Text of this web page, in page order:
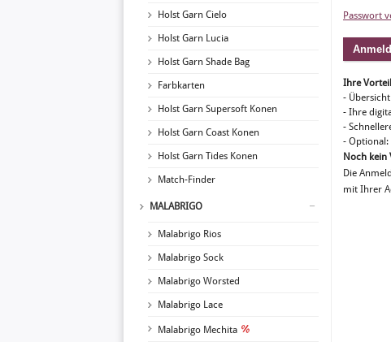
Holst Garn Cielo
Holst Garn Lucia
Holst Garn Shade Bag
Farbkarten
Holst Garn Supersoft Konen
Holst Garn Coast Konen
Holst Garn Tides Konen
Match-Finder
MALABRIGO
Malabrigo Rios
Malabrigo Sock
Malabrigo Worsted
Malabrigo Lace
Malabrigo Mechita
Passwort
Ihre
-
- Ihre
-
- Optional:
Noch kein
Die
mit Ihrer